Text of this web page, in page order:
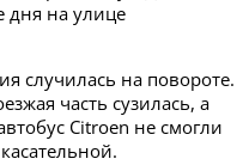
дня на улице
случилась на повороте.
часть сузилась, а
Citroen не смогли